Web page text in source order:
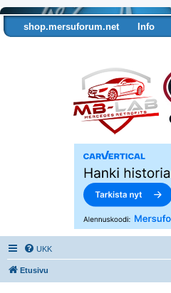
shop.mersuforum.net Info
UKK
Etusivu